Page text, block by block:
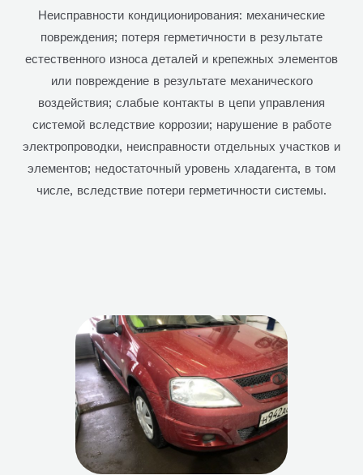
Неисправности кондиционирования: механические
повреждения; потеря герметичности в результате
естественного износа деталей и крепежных элементов
или повреждение в результате механического
воздействия; слабые контакты в цепи управления
системой вследствие коррозии; нарушение в работе
электропроводки, неисправности отдельных участков и
элементов; недостаточный уровень хладагента, в том
числе, вследствие потери герметичности системы.